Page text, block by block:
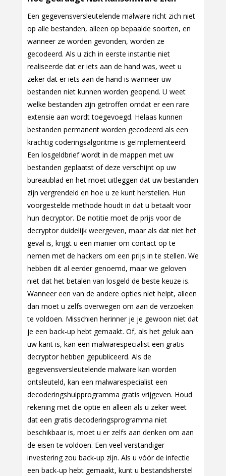
Een gegevensversleutelende malware richt zich niet
op alle bestanden, alleen op bepaalde soorten, en
wanneer ze worden gevonden, worden ze
gecodeerd. Als u zich in eerste instantie niet
realiseerde dat er iets aan de hand was, weet u
zeker dat er iets aan de hand is wanneer uw
bestanden niet kunnen worden geopend. U weet
welke bestanden zijn getroffen omdat er een rare
extensie aan wordt toegevoegd. Helaas kunnen
bestanden permanent worden gecodeerd als een
krachtig coderingsalgoritme is geïmplementeerd.
Een losgeldbrief wordt in de mappen met uw
bestanden geplaatst of deze verschijnt op uw
bureaublad en het moet uitleggen dat uw bestanden
zijn vergrendeld en hoe u ze kunt herstellen. Hun
voorgestelde methode houdt in dat u betaalt voor
hun decryptor. De notitie moet de prijs voor de
decryptor duidelijk weergeven, maar als dat niet het
geval is, krijgt u een manier om contact op te
nemen met de hackers om een prijs in te stellen. We
hebben dit al eerder genoemd, maar we geloven
niet dat het betalen van losgeld de beste keuze is.
Wanneer een van de andere opties niet helpt, alleen
dan moet u zelfs overwegen om aan de verzoeken
te voldoen. Misschien herinner je je gewoon niet dat
je een back-up hebt gemaakt. Of, als het geluk aan
uw kant is, kan een malwarespecialist een gratis
decryptor hebben gepubliceerd. Als de
gegevensversleutelende malware kan worden
ontsleuteld, kan een malwarespecialist een
decoderingshulpprogramma gratis vrijgeven. Houd
rekening met die optie en alleen als u zeker weet
dat een gratis decoderingsprogramma niet
beschikbaar is, moet u er zelfs aan denken om aan
de eisen te voldoen. Een veel verstandiger
investering zou back-up zijn. Als u vóór de infectie
een back-up hebt gemaakt, kunt u bestandsherstel